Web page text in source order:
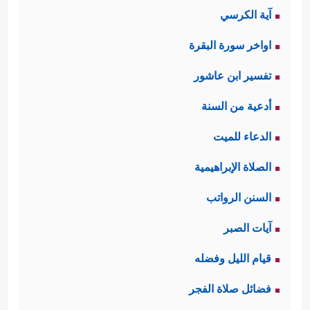
بالقرآن ومسألة التوحيد، وهي المسألة
الأساس التي تعدُّ نقطة الافتراق بين
طريق المؤمنين وطريق المشركين، وقد
أخذ القرآن يُذَكِّرُهم بما هو موجودٌ في
أعماق فطرتهم من اعترافٍ بوحدانيَّته
آية الكرسي
اواخر سورة البقرة
تفسير ابن عاشور
أدعية من السنة
الدعاء للميت
الصلاة الإبراهيمية
السنن الرواتب
آيات الصبر
قيام الليل وفضله
فضائل صلاة الفجر